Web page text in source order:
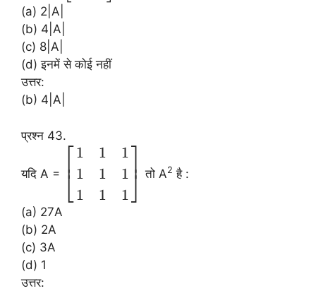
(a) 2|A|
(b) 4|A|
(c) 8|A|
(d) इनमें से कोई नहीं
उत्तर:
(b) 4|A|
प्रश्न 43.
यदि A = ⎡
⎣
⎢ 1
1
1
1
1
1
1
1
1
⎤
⎦⎥ तो A2 है :
(a) 27A
(b) 2A
(c) 3A
(d) 1
उत्तर: